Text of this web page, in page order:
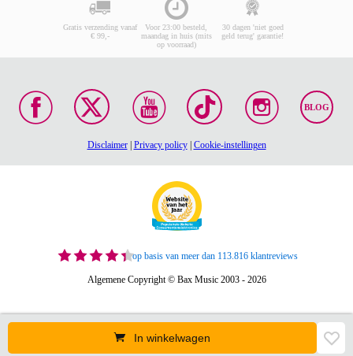
In winkelwagen
Gratis verzending vanaf
€ 99,-
Voor 23:00 besteld,
maandag in huis (mits
op voorraad)
30 dagen 'niet goed
geld terug' garantie!
BLOG
Disclaimer| Privacy policy| Cookie-instellingen
op basis van meer dan 113.816 klantreviews
Algemene Copyright © Bax Music 2003 - 2026